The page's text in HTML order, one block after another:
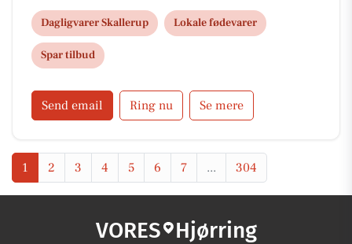
står klar til at hjælpe kunderne med deres indkøb.
Spar Skallerup fokuserer på at levere
kvalitetsprodukter til konkurrencedygtige priser og
understøtter det lokale samfund med en række
Dagligvarer Skallerup Lokale fødevarer
Spar tilbud
Send email Ring nu Se mere
1 2 3 4 5 6 7 ... 304
VORES Hjørring